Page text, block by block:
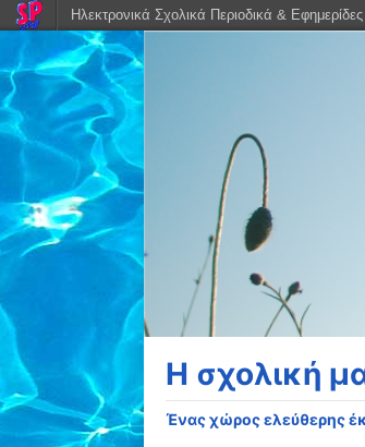
Η σχολική
Ένας χώρος ελεύθερης
Ηλεκτρονικά Σχολικά Περιοδικά & Εφημερίδες